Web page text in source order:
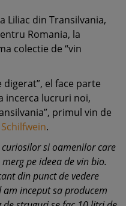
Liliac din Transilvania,
Romania, la
colectie de “vin
el face parte
incerca lucruri noi,
primul vin de
.
curiosilor si oamenilor care
pe ideea de vin bio.
din punct de vedere
inceput sa producem